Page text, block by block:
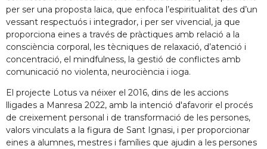
per ser una proposta laica, que enfoca l’espiritualitat des d’un
vessant respectuós i integrador, i per ser vivencial, ja que
proporciona eines a través de pràctiques amb relació a la
consciència corporal, les tècniques de relaxació, d’atenció i
concentració, el mindfulness, la gestió de conflictes amb
comunicació no violenta, neurociència i ioga.
El projecte Lotus va néixer el 2016, dins de les accions
lligades a Manresa 2022, amb la intenció d'afavorir el procés
de creixement personal i de transformació de les persones,
valors vinculats a la figura de Sant Ignasi, i per proporcionar
eines a alumnes, mestres i famílies que ajudin a les persones